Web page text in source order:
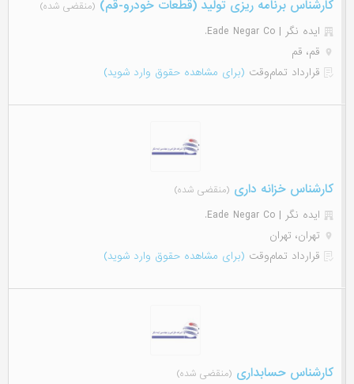
کارشناس برنامه ریزی تولید (قطعات خودرو-قم) (منقضی شده)
ایده نگر | Eade Negar Co.
قم، قم
قرارداد تمام‌وقت (برای مشاهده حقوق وارد شوید)
کارشناس خزانه داری (منقضی شده)
ایده نگر | Eade Negar Co.
تهران، تهران
قرارداد تمام‌وقت (برای مشاهده حقوق وارد شوید)
کارشناس حسابداری (منقضی شده)